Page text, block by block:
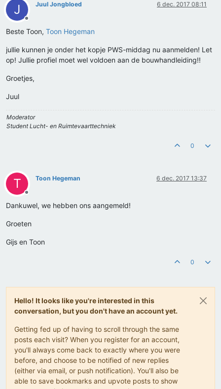
J
Offline
Juul Jongbloed 6 dec. 2017 08:11
Beste Toon, Toon Hegeman
jullie kunnen je onder het kopje PWS-middag nu aanmelden! Let
op! Jullie profiel moet wel voldoen aan de bouwhandleiding!!
Groetjes,
Juul
Moderator
Student Lucht- en Ruimtevaarttechniek
0
T
Offline
Toon Hegeman 6 dec. 2017 13:37
Dankuwel, we hebben ons aangemeld!
Groeten
Gijs en Toon
0
Hello! It looks like you're interested in this
conversation, but you don't have an account yet.
Getting fed up of having to scroll through the same
posts each visit? When you register for an account,
you'll always come back to exactly where you were
before, and choose to be notified of new replies
(either via email, or push notification). You'll also be
able to save bookmarks and upvote posts to show